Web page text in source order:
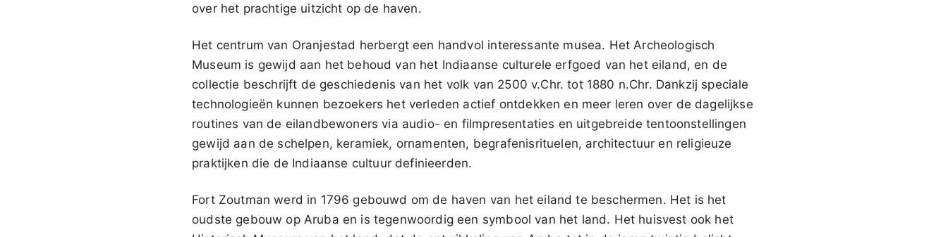
over het prachtige uitzicht op de haven.
Het centrum van Oranjestad herbergt een handvol interessante musea. Het Archeologisch
Museum is gewijd aan het behoud van het Indiaanse culturele erfgoed van het eiland, en de
collectie beschrijft de geschiedenis van het volk van 2500 v.Chr. tot 1880 n.Chr. Dankzij speciale
technologieën kunnen bezoekers het verleden actief ontdekken en meer leren over de dagelijkse
routines van de eilandbewoners via audio- en filmpresentaties en uitgebreide tentoonstellingen
gewijd aan de schelpen, keramiek, ornamenten, begrafenisrituelen, architectuur en religieuze
praktijken die de Indiaanse cultuur definieerden.
Fort Zoutman werd in 1796 gebouwd om de haven van het eiland te beschermen. Het is het
oudste gebouw op Aruba en is tegenwoordig een symbool van het land. Het huisvest ook het